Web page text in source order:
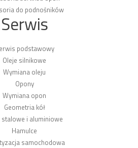
do podnośników
Serwis
podstawowy
Oleje silnikowe
Wymiana oleju
Opony
Wymiana opon
Geometria kół
stalowe i aluminiowe
Hamulce
samochodowa